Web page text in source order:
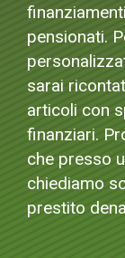
pensionati.
sarai
articoli con
finanziari.
che presso
chiediamo
prestito